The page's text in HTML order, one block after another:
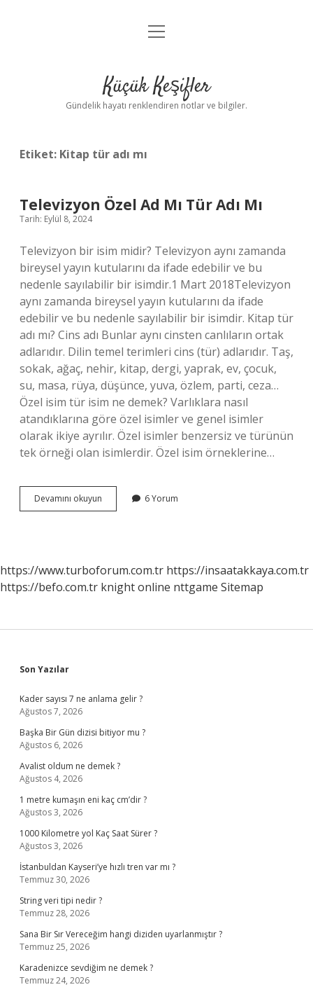
Anasayfa
Yasal Uyarı
menüyü
Küçük Keşifler
Gündelik hayatı renklendiren notlar ve bilgiler.
Etiket: Kitap tür adı mı
Televizyon Özel Ad Mı Tür Adı Mı
Tarih: Eylül 8, 2024
Televizyon bir isim midir? Televizyon aynı zamanda
bireysel yayın kutularını da ifade edebilir ve bu
nedenle sayılabilir bir isimdir.1 Mart 2018Televizyon
aynı zamanda bireysel yayın kutularını da ifade
edebilir ve bu nedenle sayılabilir bir isimdir. Kitap tür
adı mı? Cins adı Bunlar aynı cinsten canlıların ortak
adlarıdır. Dilin temel terimleri cins (tür) adlarıdır. Taş,
sokak, ağaç, nehir, kitap, dergi, yaprak, ev, çocuk,
su, masa, rüya, düşünce, yuva, özlem, parti, ceza…
Özel isim tür isim ne demek? Varlıklara nasıl
atandıklarına göre özel isimler ve genel isimler
olarak ikiye ayrılır. Özel isimler benzersiz ve türünün
tek örneği olan isimlerdir. Özel isim örneklerine…
Devamını okuyun Televizyon
Özel
Mı
6 Yorum
https://www.turboforum.com.tr https://insaatakkaya.com.tr
https://befo.com.tr knight online nttgame Sitemap
Sidebar
Son Yazılar
Kader sayısı 7 ne anlama gelir ?
Ağustos 7, 2026
Başka Bir Gün dizisi bitiyor mu ?
Ağustos 6, 2026
Avalist oldum ne demek ?
Ağustos 4, 2026
1 metre kumaşın eni kaç cm’dir ?
Ağustos 3, 2026
1000 Kilometre yol Kaç Saat Sürer ?
Ağustos 3, 2026
İstanbuldan Kayseri’ye hızlı tren var mı ?
Temmuz 30, 2026
String veri tipi nedir ?
Temmuz 28, 2026
Sana Bir Sır Vereceğim hangi diziden uyarlanmıştır ?
Temmuz 25, 2026
Karadenizce sevdiğim ne demek ?
Temmuz 24, 2026